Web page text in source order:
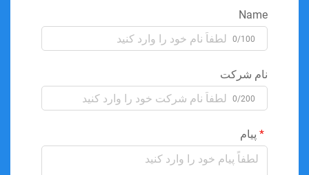
Name
0/100
نام شرکت
0/200
پیام